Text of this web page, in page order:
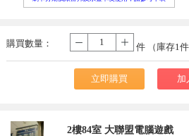
便利店取貨 寄送尺寸長寬高
購買數量：
- 件 （庫存1件
立即購買 加
2樓84室 大聯盟電腦遊戲